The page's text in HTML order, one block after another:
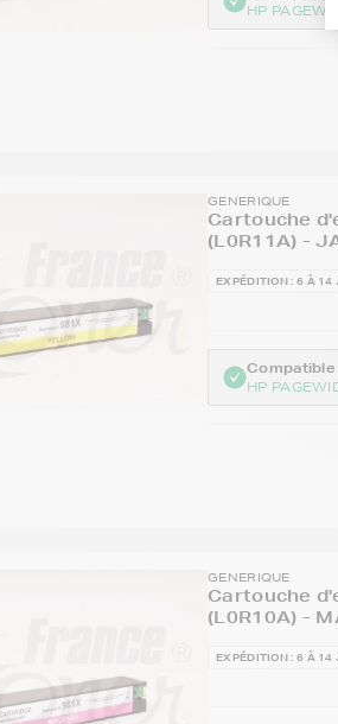
HP
GENERIQUE
Cartouche
(L0R11A) -
EXPÉDITION : 6 À 14
Compatible
HP
GENERIQUE
Cartouche
(L0R10A) -
EXPÉDITION : 6 À 14